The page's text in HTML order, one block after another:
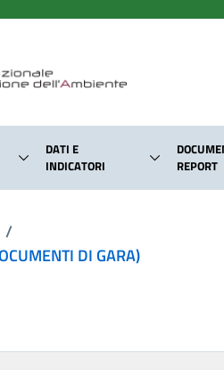
DATI E
INDICATORI
REPORT
/
DI GARA)